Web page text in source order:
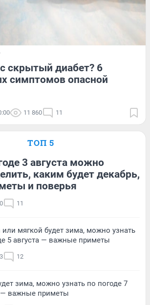
скрытый диабет? 6
симптомов опасной
11 860 11
ТОП 5
3 августа можно
каким будет декабрь,
и поверья
11
мягкой будет зима, можно узнать
5 августа — важные приметы
12
зима, можно узнать по погоде 7
— важные приметы